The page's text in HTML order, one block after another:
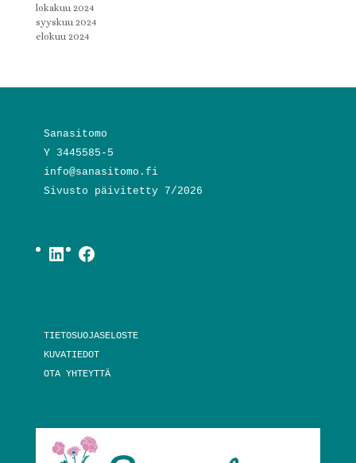
lokakuu 2024
syyskuu 2024
elokuu 2024
Sanasitomo
Y 3445585-5
info@sanasitomo.fi
Sivusto päivitetty 7/2026
LinkedIn
Facebook
TIETOSUOJASELOSTE
KUVATIEDOT
OTA YHTEYTTÄ